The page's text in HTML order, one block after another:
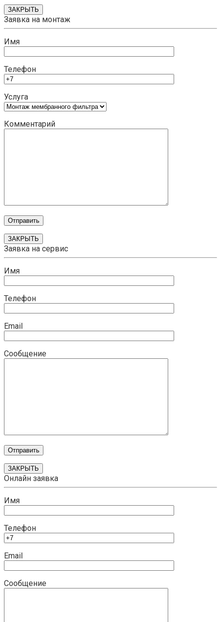
ЗАКРЫТЬ
Заявка на монтаж
Имя
Телефон
Услуга
Комментарий
ЗАКРЫТЬ
Заявка на сервис
Имя
Телефон
Email
Сообщение
ЗАКРЫТЬ
Онлайн заявка
Имя
Телефон
Email
Сообщение